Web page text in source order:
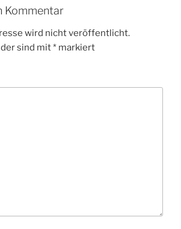
Kommentar
wird nicht veröffentlicht.
sind mit* markiert